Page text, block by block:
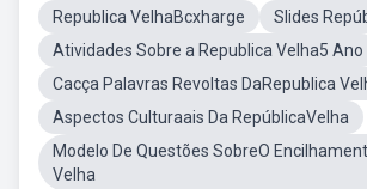
Republica VelhaBcxharge
Slides
Atividades Sobre a Republica Velha5 Ano
Cacça Palavras Revoltas DaRepublica
Aspectos Culturaais Da RepúblicaVelha
Modelo De Questões SobreO
Velha